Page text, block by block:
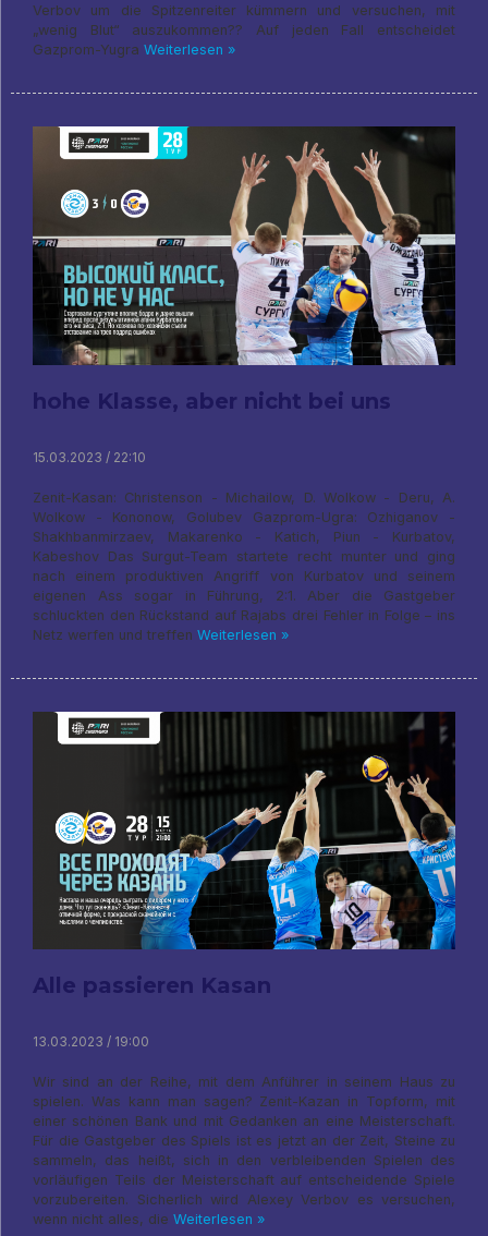
Verbov um die Spitzenreiter kümmern und versuchen, mit
„wenig Blut“ auszukommen?? Auf jeden Fall entscheidet
Gazprom-Yugra Weiterlesen »
hohe Klasse, aber nicht bei uns
15.03.2023 / 22:10
Zenit-Kasan: Christenson - Michailow, D. Wolkow - Deru, A.
Wolkow - Kononow, Golubev Gazprom-Ugra: Ozhiganov -
Shakhbanmirzaev, Makarenko - Katich, Piun - Kurbatov,
Kabeshov Das Surgut-Team startete recht munter und ging
nach einem produktiven Angriff von Kurbatov und seinem
eigenen Ass sogar in Führung, 2:1. Aber die Gastgeber
schluckten den Rückstand auf Rajabs drei Fehler in Folge – ins
Netz werfen und treffen Weiterlesen »
Alle passieren Kasan
13.03.2023 / 19:00
Wir sind an der Reihe, mit dem Anführer in seinem Haus zu
spielen. Was kann man sagen? Zenit-Kazan in Topform, mit
einer schönen Bank und mit Gedanken an eine Meisterschaft.
Für die Gastgeber des Spiels ist es jetzt an der Zeit, Steine ​​zu
sammeln, das heißt, sich in den verbleibenden Spielen des
vorläufigen Teils der Meisterschaft auf entscheidende Spiele
vorzubereiten. Sicherlich wird Alexey Verbov es versuchen,
wenn nicht alles, die Weiterlesen »